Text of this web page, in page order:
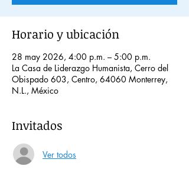
Horario y ubicación
28 may 2026, 4:00 p.m. – 5:00 p.m.
La Casa de Liderazgo Humanista, Cerro del
Obispado 603, Centro, 64060 Monterrey,
N.L., México
Invitados
Ver todos